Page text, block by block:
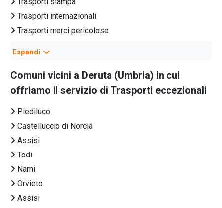
Trasporti internazionali
Trasporti merci pericolose
Trasporti nazionali
Trasporti ecologici
Trasporti eccezionali Italia
Trasporti autoveicoli
Spedizionieri marittimi
Spedizionieri doganali
Corrieri espresso
Spedizionieri internazionali
Trasporti groupage
Trasporti collettame
Espandi
Comuni vicini a Deruta (Umbria) in cui
offriamo il servizio di Trasporti eccezionali
Piediluco
Castelluccio di Norcia
Assisi
Todi
Narni
Orvieto
Assisi